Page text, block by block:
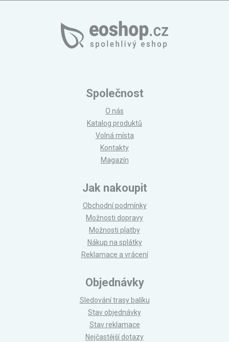
Společnost
O nás
Katalog produktů
Volná místa
Kontakty
Magazín
Jak nakoupit
Obchodní podmínky
Možnosti dopravy
Možnosti platby
Nákup na splátky
Reklamace a vrácení
Objednávky
Sledování trasy balíku
Stav objednávky
Stav reklamace
Nejčastější dotazy